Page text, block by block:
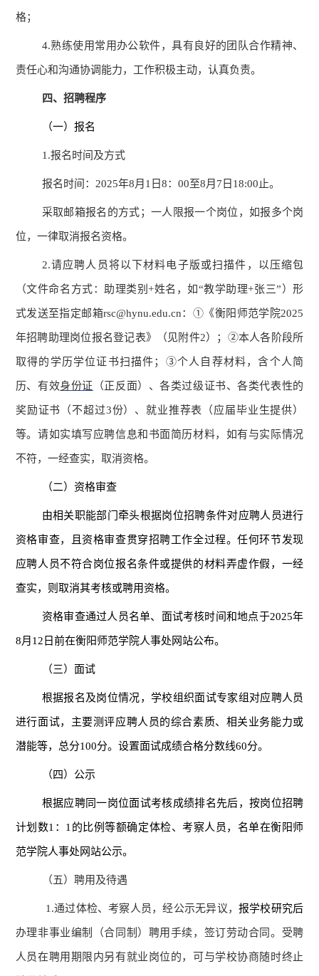
格；
4.熟练使用常用办公软件，具有良好的团队合作精神、
责任心和沟通协调能力，工作积极主动，认真负责。
四、招聘程序
（一）报名
1.报名时间及方式
报名时间： 2025年8月1日8：00至8月7日18:00止。
采取邮箱报名的方式；一人限报一个岗位，如报多个岗
位，一律取消报名资格。
2.请应聘人员将以下材料电子版或扫描件，以压缩包
（文件命名方式：助理类别+姓名，如“教学助理+张三”）形
式发送至指定邮箱rsc@hynu.edu.cn：①《衡阳师范学院2025
年招聘助理岗位报名登记表》（见附件2）；②本人各阶段所
取得的学历学位证书扫描件；③个人自荐材料，含个人简
历、有效身份证 （正反面）、各类过级证书、各类代表性的
奖励证书（不超过3份）、就业推荐表（应届毕业生提供）
等。请如实填写应聘信息和书面简历材料，如有与实际情况
不符，一经查实，取消资格。
（二）资格审查
由相关职能部门牵头根据岗位招聘条件对应聘人员进行
资格审查，且资格审查贯穿招聘工作全过程。任何环节发现
应聘人员不符合岗位报名条件或提供的材料弄虚作假，一经
查实，则取消其考核或聘用资格。
资格审查通过人员名单、面试考核时间和地点于2025年
8月12日前在衡阳师范学院人事处网站公布。
（三）面试
根据报名及岗位情况，学校组织面试专家组对应聘人员
进行面试， 主要测评应聘人员的综合素质、相关业务能力或
潜能等，总分100分。 设置面试成绩合格分数线60分。
（四）公示
根据应聘同一岗位面试考核成绩排名先后，按岗位招聘
计划数1：1的比例等额确定体检、考察人员，名单在衡阳师
范学院人事处网站公示。
（五）聘用及待遇
1.通过体检、考察人员，经公示无异议， 报学校研究后
办理非事业编制（合同制）聘用手续，签订劳动合同。受聘
人员在聘用期限内另有就业岗位的，可与学校协商随时终止